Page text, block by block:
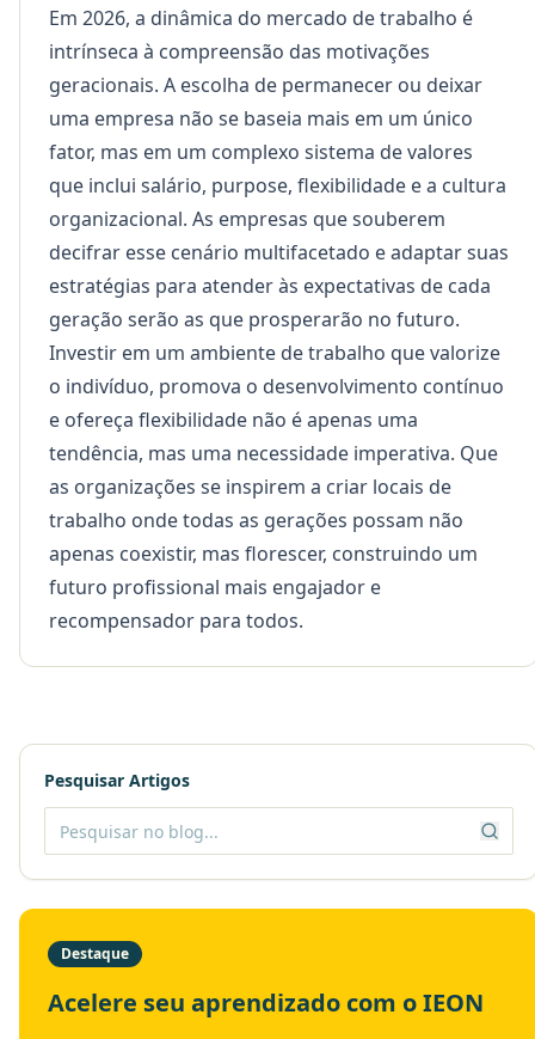
Em 2026, a dinâmica do mercado de trabalho é
intrínseca à compreensão das motivações
geracionais. A escolha de permanecer ou deixar
uma empresa não se baseia mais em um único
fator, mas em um complexo sistema de valores
que inclui salário, purpose, flexibilidade e a cultura
organizacional. As empresas que souberem
decifrar esse cenário multifacetado e adaptar suas
estratégias para atender às expectativas de cada
geração serão as que prosperarão no futuro.
Investir em um ambiente de trabalho que valorize
o indivíduo, promova o desenvolvimento contínuo
e ofereça flexibilidade não é apenas uma
tendência, mas uma necessidade imperativa. Que
as organizações se inspirem a criar locais de
trabalho onde todas as gerações possam não
apenas coexistir, mas florescer, construindo um
futuro profissional mais engajador e
recompensador para todos.
Pesquisar Artigos
Destaque
Acelere seu aprendizado com o IEON